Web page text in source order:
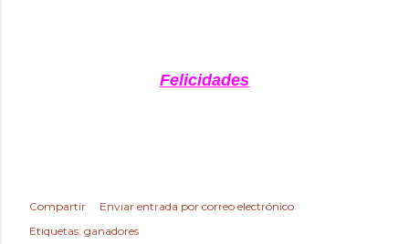
Felicidades
Compartir
Enviar entrada por correo electrónico
Etiquetas: ganadores